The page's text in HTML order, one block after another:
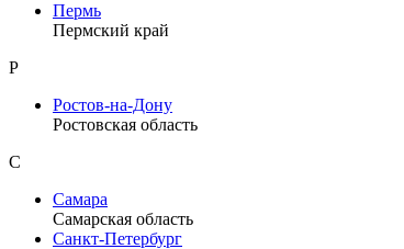
Пермь
Пермский край
Р
Ростов-на-Дону
Ростовская область
С
Самара
Самарская область
Санкт-Петербург